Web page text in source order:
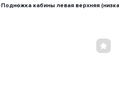
Подножка кабины левая верхняя